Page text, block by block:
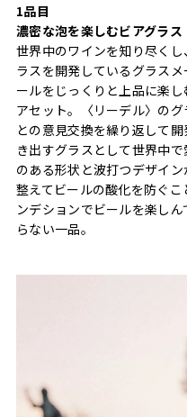
1品目
濃密な泡を楽しむビアグラス
世界中のワインを知り尽く
ラスを開発しているグラス
ールをじっくりと上品に楽
アセット。〈リーデル〉の
との意見交換を繰り返して
き出すグラスとして世界中
のある形状と波打つデザイ
整えてビールの酸化を防ぐ
ンデションでビールを楽し
らない一品。